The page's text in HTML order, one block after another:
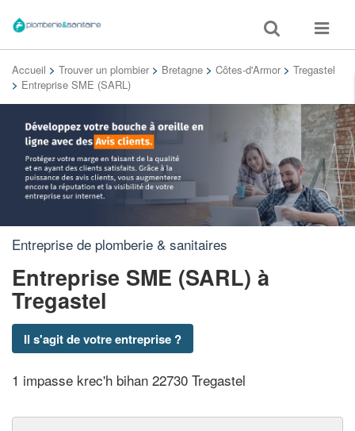
Toggle
search
Toggle
Accueil > Trouver un plombier > Bretagne > Côtes-d'Armor > Tregastel
> Entreprise SME (SARL)
Entreprise de plomberie & sanitaires
Entreprise SME (SARL) à
Tregastel
Il s'agit de votre entreprise ?
1 impasse krec'h bihan 22730 Tregastel